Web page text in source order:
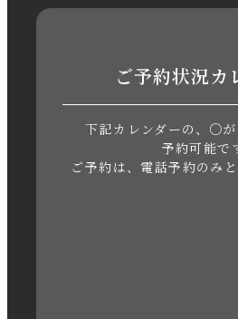
2023年8月
2023年5月
ご予約状況カ
下記カレンダーの、○
予約可能で
ご予約は、電話予約のみ